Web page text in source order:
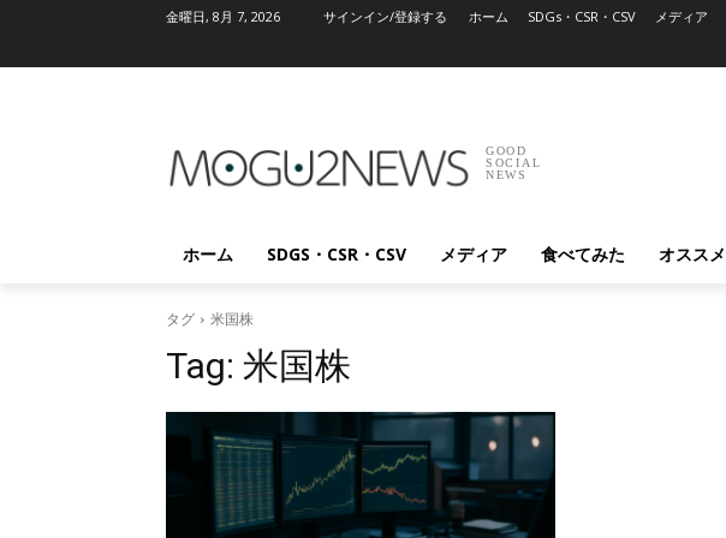
金曜日, 8月 7, 2026 サインイン/登録する ホーム SDGs・CSR・CSV メディア
GOOD
SOCIAL
NEWS
ホーム SDGS・CSR・CSV メディア 食べてみた オススメ
タグ 米国株
Tag: 米国株